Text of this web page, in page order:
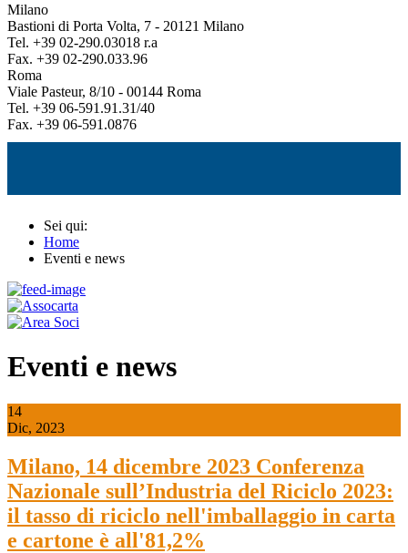
Milano
Bastioni di Porta Volta, 7 - 20121 Milano
Tel. +39 02-290.03018 r.a
Fax. +39 02-290.033.96
Roma
Viale Pasteur, 8/10 - 00144 Roma
Tel. +39 06-591.91.31/40
Fax. +39 06-591.0876
Sei qui:
Home
Eventi e news
Eventi e news
14
Dic, 2023
Milano, 14 dicembre 2023 Conferenza
Nazionale sull’Industria del Riciclo 2023:
il tasso di riciclo nell'imballaggio in carta
e cartone è all'81,2%